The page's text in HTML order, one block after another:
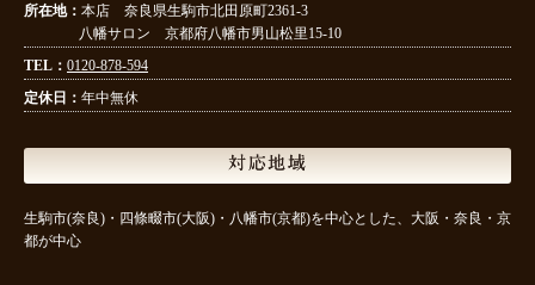
所在地： 本店 奈良県生駒市北田原町2361-3
八幡サロン 京都府八幡市男山松里15-10
TEL： 0120-878-594
定休日： 年中無休
対応地域
生駒市(奈良)・四條畷市(大阪)・八幡市(京都)を中心とした、大阪・奈良・京
都が中心